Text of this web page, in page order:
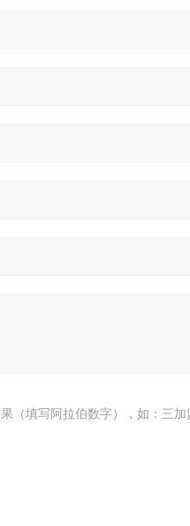
（填写阿拉伯数字），如：三加